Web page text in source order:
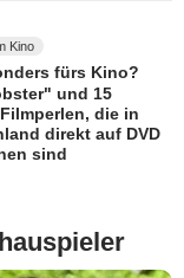
Kino
fürs Kino?
und 15
die in
direkt auf DVD
sind